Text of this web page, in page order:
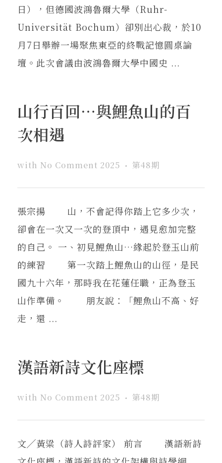
日），但德國波鴻魯爾大學（Ruhr-
Universität Bochum）卻別出心裁，於10
月7日舉辦一場聚焦東亞的終戰記憶圓桌論
壇。此次會議由波鴻魯爾大學中國史 ...
山行百回…與鯉魚山的百
次相遇
with No Comment 2025 第48期
張宗揚 山，不會記得你踏上它多少次，
卻會在一次又一次的登頂中，遇見愈加完整
的自己。 一、初見鯉魚山…緣起於登玉山前
的練習 第一次踏上鯉魚山的山徑，是民
國九十六年，那時我在花蓮任職，正為登玉
山作準備。 朋友說：「鯉魚山不高、好
走，還 ...
漢語新詩文化座標
with No Comment 2025 第48期
文╱黃粱（詩人詩評家） 前言 漢語新詩